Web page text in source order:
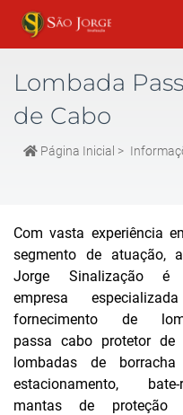
Lombada
de Cabo
Página Inicial >
Com vasta experiência
segmento de atuação,
Jorge Sinalização é
empresa
fornecimento de
passa cabo protetor de
lombadas de borracha
estacionamento, bate-
mantas de proteção